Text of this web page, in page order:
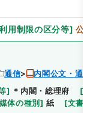
用制限の区分等] 公開
通信
内閣公文・通信
] ＊内閣・総理府 [
媒体の種別] 紙 [文書番号